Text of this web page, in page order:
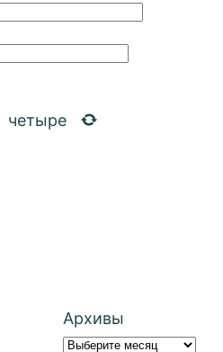
четыре
Архивы